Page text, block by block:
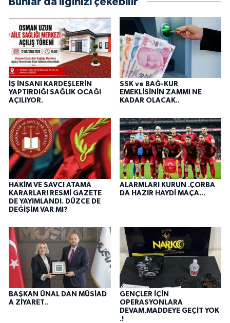
İŞ İNSANI KARDEŞLERİN
YAPTIRDIĞI SAĞLIK OCAĞI
AÇILIYOR.
SSK ve BAĞ-KUR
EMEKLİSİNİN ZAMMI NE
KADAR OLACAK..
HAKİM VE SAVCI ATAMA
KARARLARI RESMİ GAZETE
DE YAYIMLANDI. DÜZCE DE
DEĞİŞİM VAR MI?
ALARMLARI KURUN .ÇORBA
DA HAZIR HAYDİ MAÇA...
BAŞKAN ÜNAL DAN MÜSİAD
A ZİYARET..
GENÇLER İÇİN
OPERASYONLARA
DEVAM.MADDEYE GEÇİT YOK
.!